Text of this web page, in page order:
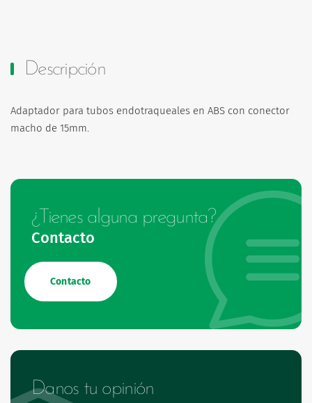
Descripción
Adaptador para tubos endotraqueales en ABS con conector
macho de 15mm.
¿Tienes alguna pregunta?
Contacto
Contacto
Danos tu opinión